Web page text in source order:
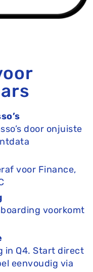
door onjuiste
voor Finance,
voorkomt
in Q4. Start direct
eenvoudig via